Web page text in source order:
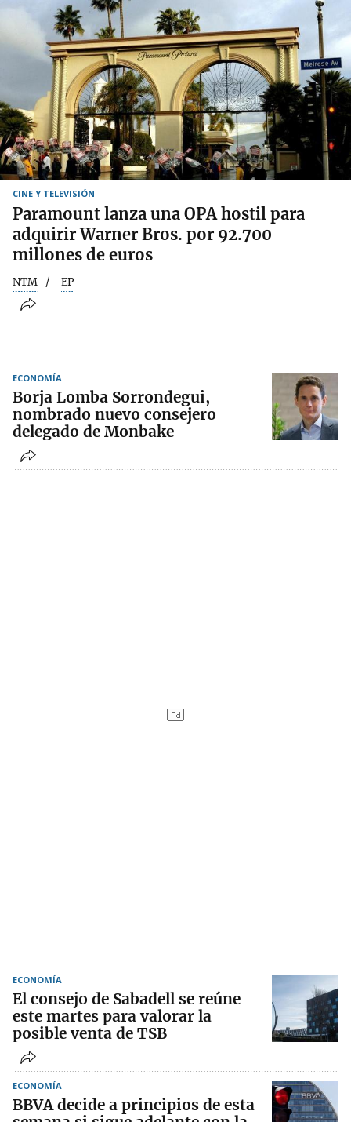
CINE Y TELEVISIÓN
Paramount lanza una OPA hostil para
adquirir Warner Bros. por 92.700
millones de euros
NTM EP
ECONOMÍA
Borja Lomba Sorrondegui,
nombrado nuevo consejero
delegado de Monbake
ECONOMÍA
El consejo de Sabadell se reúne
este martes para valorar la
posible venta de TSB
ECONOMÍA
BBVA decide a principios de esta